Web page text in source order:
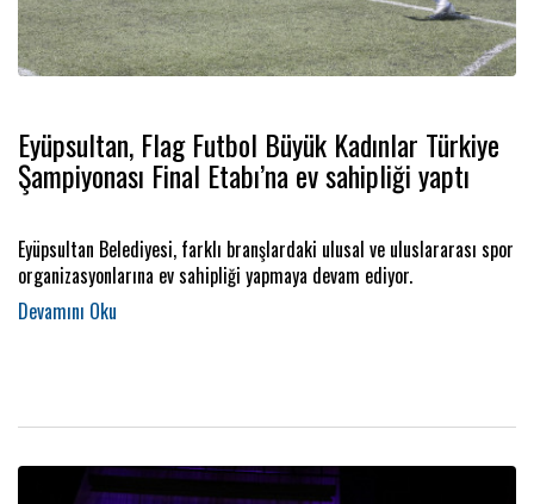
Eyüpsultan, Flag Futbol Büyük Kadınlar Türkiye
Şampiyonası Final Etabı’na ev sahipliği yaptı
Eyüpsultan Belediyesi, farklı branşlardaki ulusal ve uluslararası spor
organizasyonlarına ev sahipliği yapmaya devam ediyor.